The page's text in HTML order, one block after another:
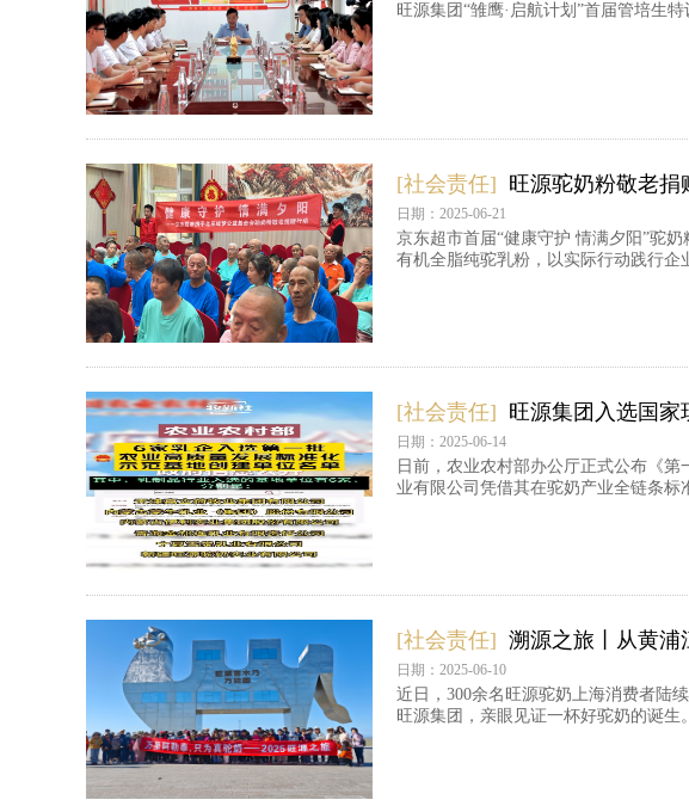
旺源集团“雏鹰·启航计划”首届管培生
[社会责任] 旺源驼奶粉敬老捐
日期：2025-06-21
京东超市首届“健康守护 情满夕阳”驼
有机全脂纯驼乳粉，以实际行动践行企
[社会责任] 旺源集团入选国
日期：2025-06-14
日前，农业农村部办公厅正式公布《
业有限公司凭借其在驼奶产业全链条标
[社会责任] 溯源之旅丨从黄浦
日期：2025-06-10
近日，300余名旺源驼奶上海消费者陆
旺源集团，亲眼见证一杯好驼奶的诞生。